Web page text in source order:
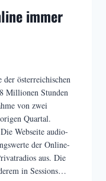
immer
österreichischen
Millionen Stunden
von zwei
Quartal.
Webseite audio-
der Online-
aus. Die
in Sessions…